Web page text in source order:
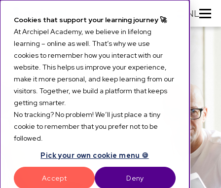
Cookies that support your learning journey 🚀
At Archipel Academy, we believe in lifelong
learning – online as well. That’s why we use
cookies to remember how you interact with our
website. This helps us improve your experience,
make it more personal, and keep learning from our
visitors. Together, we build a platform that keeps
getting smarter.
No tracking? No problem! We’ll just place a tiny
cookie to remember that you prefer not to be
followed.
Pick your own cookie menu 🍪
Accept Deny
NL